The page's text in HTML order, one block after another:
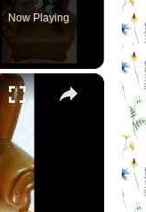
Now Playing
×